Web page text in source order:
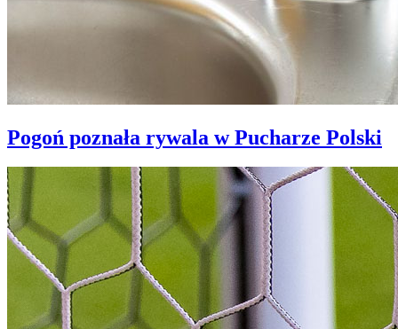
Pogoń poznała rywala w Pucharze Polski